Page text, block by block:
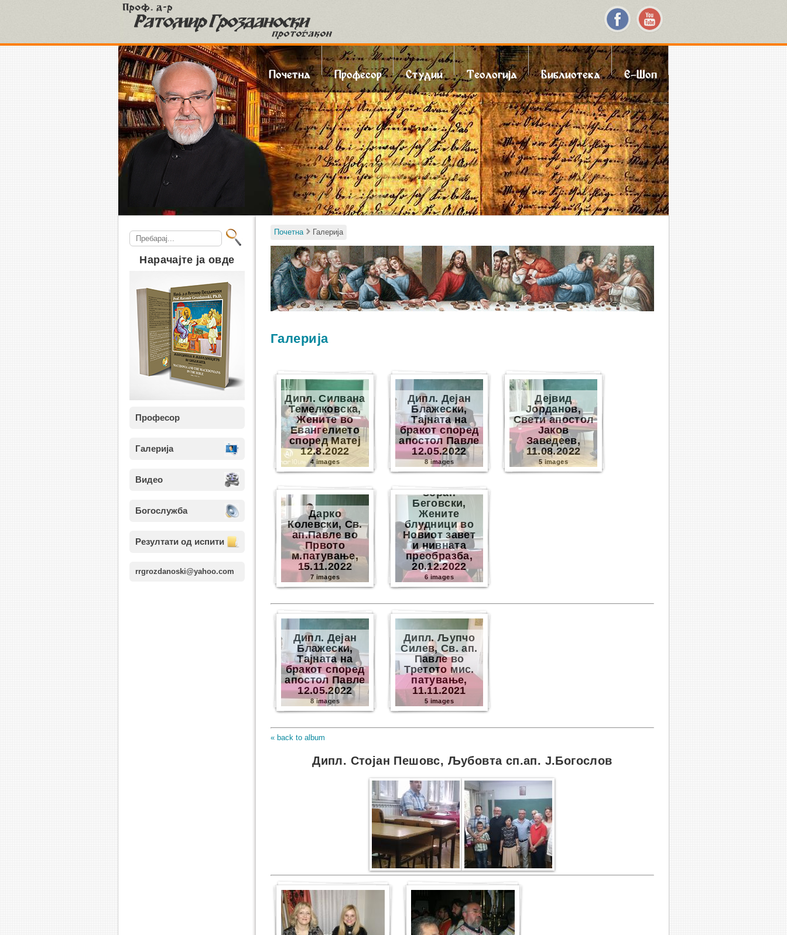
Menu
Skip to content
Почетна Професор Студии Теологија Библиотека Е-Шоп
Search
for:
Нарачајте ја овде
Професор
Галерија
Видео
Богослужба
Резултати од испити
rrgrozdanoski@yahoo.com
Почетна Галерија
Галерија
Дипл. Силвана
Темелковска,
Жените во
Евангелието
според Матеј
12.8.2022
4 images
Дипл. Дејан
Блажески,
Тајната на
бракот според
апостол Павле
12.05.2022
8 images
Дејвид
Јорданов,
Свети апостол
Јаков
Заведеев,
11.08.2022
5 images
Дарко
Колевски, Св.
ап.Павле во
Првото
м.патување,
15.11.2022
7 images
Зоран
Беговски,
Жените
блудници во
Новиот завет
и нивната
преобразба,
20.12.2022
6 images
Дипл. Дејан
Блажески,
Тајната на
бракот според
апостол Павле
12.05.2022
8 images
Дипл. Љупчо
Силев, Св. ап.
Павле во
Третото мис.
патување,
11.11.2021
5 images
« back to album
Дипл. Стојан Пешовс, Љубовта сп.ап. Ј.Богослов